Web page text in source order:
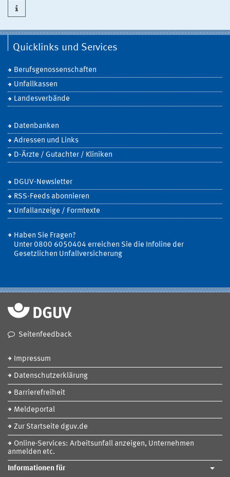
Quicklinks und Services
Berufsgenossenschaften
Unfallkassen
Landesverbände
Datenbanken
Adressen und Links
D-Ärzte / Gutachter / Kliniken
DGUV-Newsletter
RSS-Feeds abonnieren
Unfallanzeige / Formtexte
Haben Sie Fragen?
Unter 0800 6050404 erreichen Sie die Infoline der
Gesetzlichen Unfallversicherung
Seitenfeedback
Impressum
Datenschutzerklärung
Barrierefreiheit
Meldeportal
Zur Startseite dguv.de
Online-Services: Arbeitsunfall anzeigen, Unternehmen
anmelden etc.
Informationen für